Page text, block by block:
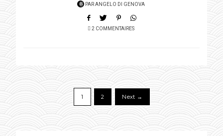
PARANGELO DI GENOVA
2 COMMENTAIRES
1 2 Next →